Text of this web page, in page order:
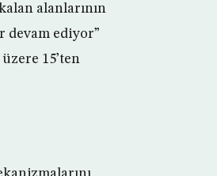
alanlarının
devam ediyor”
15’ten